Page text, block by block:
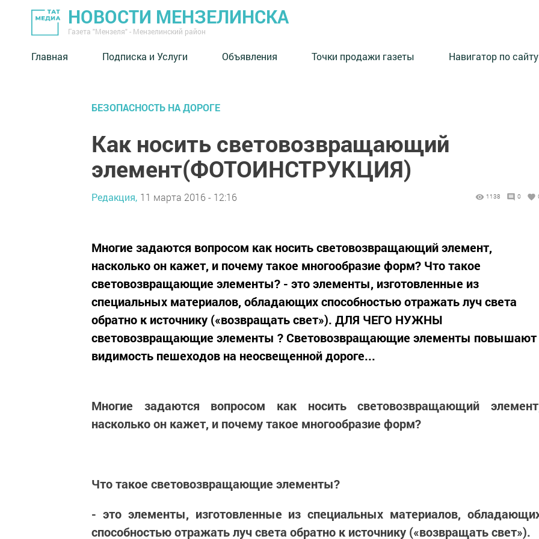
НОВОСТИ МЕНЗЕЛИНСКА
Газета "Мензеля" - Мензелинский район
Главная Подписка и Услуги Объявления Точки продажи газеты Навигатор по сайту
БЕЗОПАСНОСТЬ НА ДОРОГЕ
Как носить световозвращающий
элемент(ФОТОИНСТРУКЦИЯ)
Редакция, 11 марта 2016 - 12:16 1138 0
Многие задаются вопросом как носить световозвращающий элемент,
насколько он кажет, и почему такое многообразие форм? Что такое
световозвращающие элементы? - это элементы, изготовленные из
специальных материалов, обладающих способностью отражать луч света
обратно к источнику («возвращать свет»). ДЛЯ ЧЕГО НУЖНЫ
световозвращающие элементы ? Световозвращающие элементы повышают
видимость пешеходов на неосвещенной дороге...
Многие задаются вопросом как носить световозвращающий
насколько он кажет, и почему такое многообразие форм?
Что такое световозвращающие элементы?
- это элементы, изготовленные из специальных материалов,
способностью отражать луч света обратно к источнику («возвращать свет»).